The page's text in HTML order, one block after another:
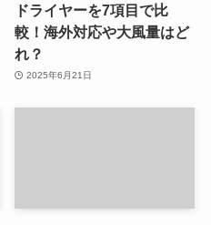
ドライヤーを7項目で比
較！海外対応や大風量はど
れ？
2025年6月21日